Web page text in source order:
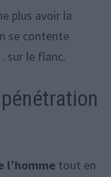
plus avoir la
se contente
sur le flanc.
l’hommetout en